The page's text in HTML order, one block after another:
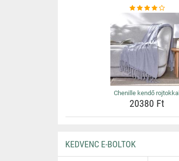
Chenille kendő rojtokkal
20380 Ft
KEDVENC E-BOLTOK